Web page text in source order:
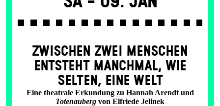
ZWISCHEN ZWEI MENSCHEN
ENT­STEHT MANCH­MAL, WIE
SELTEN, EINE WELT
Eine theatrale Erkundung zu Hannah Arendt und
Totenauberg von Elfriede Jelinek